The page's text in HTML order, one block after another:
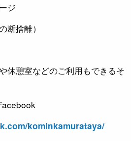
ジ
断捨離）
休憩室などのご利用もできるそ
kominkamurataya/